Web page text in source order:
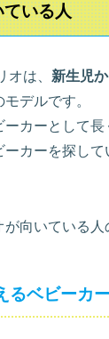
ている人
オは、 新生児
デルです。
カーとして長
カーを探して
向いている人
るベビーカ